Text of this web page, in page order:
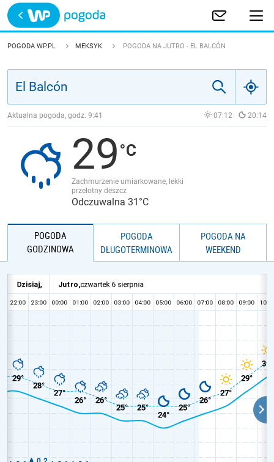
Trwa ładowanie
POLSKA
JAKOŚĆ POWIETRZA
POGODA WP.PL MEKSYK POGODA NA JUTRO - EL BALCÓN
Aktualna pogoda, godz. 9:41 07:12 20:14
29
Zachmurzenie umiarkowane, lekki
przelotny deszcz
Odczuwalna 31°C
POGODA
GODZINOWA
POGODA
DŁUGOTERMINOWA
POGODA NA
WEEKEND